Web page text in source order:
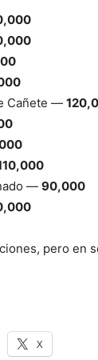
Cañete —
— 90,000
pero en
X